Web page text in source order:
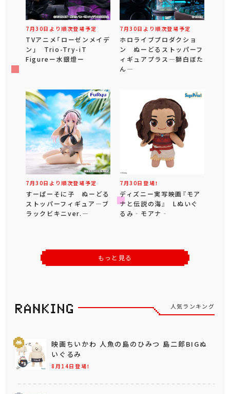
7月30日より順次登場予定
TVアニメ「ローゼンメイデ
ン」 Trio-Try-iT
Figureー水銀燈ー
7月30日より順次登場予定
ホロライブプロダクショ
ン ぬーどるストッパーフ
ィギュアプラス―獅白ぼた
ん―
7月30日より順次登場予定
すーぱーそに子 ぬーどる
ストッパーフィギュア―ブ
ラックビキニver.―
7月30日登場！
ディズニー実写映画『モア
ナと伝説の海』 Lぬいぐ
るみ‐モアナ‐
もっと見る
人気ランキング
8月14日登場！
映画ちいかわ 人魚の島のひみつ 島二郎BIGぬ
いぐるみ